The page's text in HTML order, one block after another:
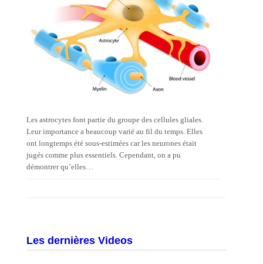
Les astrocytes font partie du groupe des cellules gliales.
Leur importance a beaucoup varié au fil du temps. Elles
ont longtemps été sous-estimées car les neurones était
jugés comme plus essentiels. Cependant, on a pu
démontrer qu’elles…
Les dernières Videos